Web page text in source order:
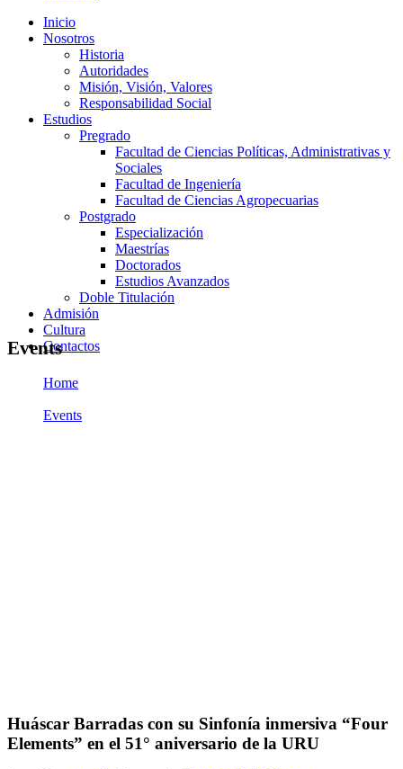
Inicio
Nosotros
Historia
Autoridades
Misión, Visión, Valores
Responsabilidad Social
Estudios
Pregrado
Facultad de Ciencias Políticas, Administrativas y
Sociales
Facultad de Ingeniería
Facultad de Ciencias Agropecuarias
Postgrado
Especialización
Maestrías
Doctorados
Estudios Avanzados
Doble Titulación
Admisión
Cultura
Contactos
Events
Home
Events
Huáscar Barradas con su Sinfonía inmersiva “Four
Elements” en el 51° aniversario de la URU